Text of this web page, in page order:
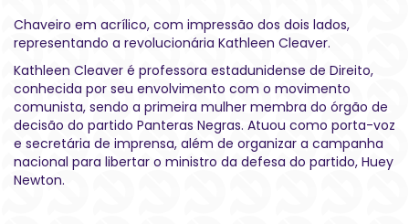
Chaveiro em acrílico, com impressão dos dois lados,
representando a revolucionária Kathleen Cleaver.
Kathleen Cleaver é professora estadunidense de Direito,
conhecida por seu envolvimento com o movimento
comunista, sendo a primeira mulher membra do órgão de
decisão do partido Panteras Negras. Atuou como porta-voz
e secretária de imprensa, além de organizar a campanha
nacional para libertar o ministro da defesa do partido, Huey
Newton.